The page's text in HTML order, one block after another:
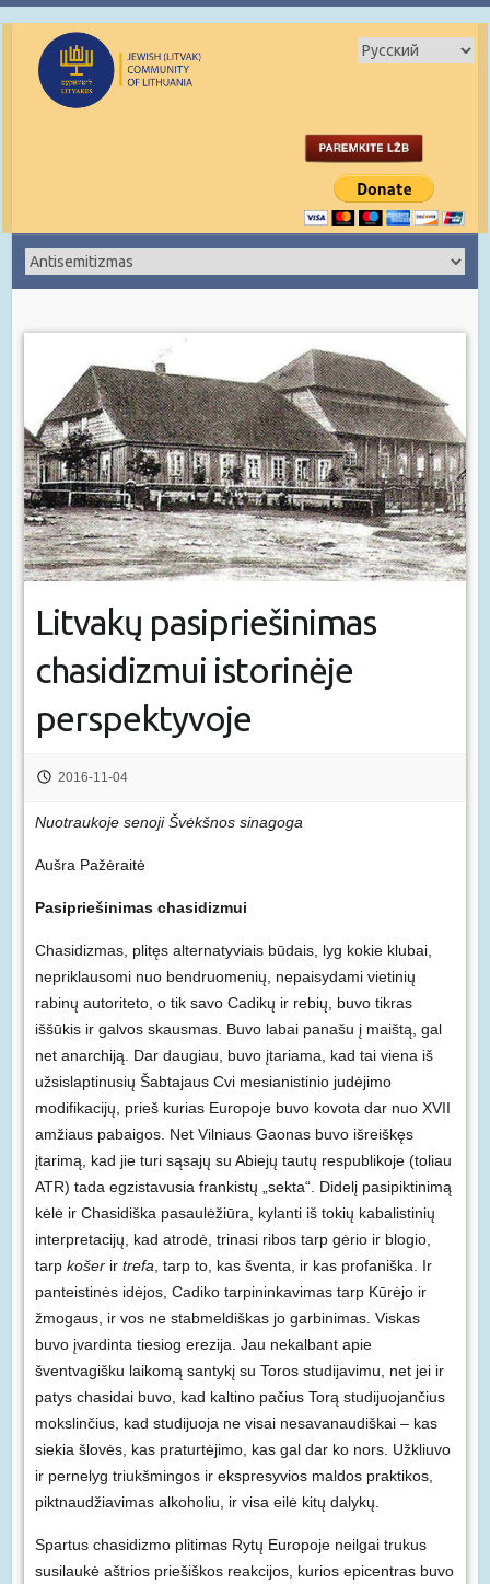
Litvakų pasipriešinimas
chasidizmui istorinėje
perspektyvoje
2016-11-04
Nuotraukoje senoji Švėkšnos sinagoga
Aušra Pažėraitė
Pasipriešinimas chasidizmui
Chasidizmas, plitęs alternatyviais būdais, lyg kokie klubai,
nepriklausomi nuo bendruomenių, nepaisydami vietinių
rabinų autoriteto, o tik savo Cadikų ir rebių, buvo tikras
iššūkis ir galvos skausmas. Buvo labai panašu į maištą, gal
net anarchiją. Dar daugiau, buvo įtariama, kad tai viena iš
užsislaptinusių Šabtajaus Cvi mesianistinio judėjimo
modifikacijų, prieš kurias Europoje buvo kovota dar nuo XVII
amžiaus pabaigos. Net Vilniaus Gaonas buvo išreiškęs
įtarimą, kad jie turi sąsajų su Abiejų tautų respublikoje (toliau
ATR) tada egzistavusia frankistų „sekta“. Didelį pasipiktinimą
kėlė ir Chasidiška pasaulėžiūra, kylanti iš tokių kabalistinių
interpretacijų, kad atrodė, trinasi ribos tarp gėrio ir blogio,
tarp košerir trefa , tarp to, kas šventa, ir kas profaniška. Ir
panteistinės idėjos, Cadiko tarpininkavimas tarp Kūrėjo ir
žmogaus, ir vos ne stabmeldiškas jo garbinimas. Viskas
buvo įvardinta tiesiog erezija. Jau nekalbant apie
šventvagišku laikomą santykį su Toros studijavimu, net jei ir
patys chasidai buvo, kad kaltino pačius Torą studijuojančius
mokslinčius, kad studijuoja ne visai nesavanaudiškai – kas
siekia šlovės, kas praturtėjimo, kas gal dar ko nors. Užkliuvo
ir pernelyg triukšmingos ir ekspresyvios maldos praktikos,
piktnaudžiavimas alkoholiu, ir visa eilė kitų dalykų.
Spartus chasidizmo plitimas Rytų Europoje neilgai trukus
susilaukė aštrios priešiškos reakcijos, kurios epicentras buvo